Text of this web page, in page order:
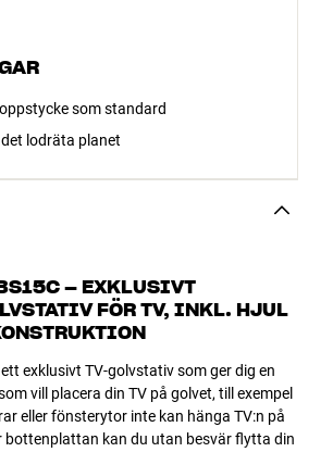
som standard
lodräta planet
– EXKLUSIVT
FÖR TV, INKL. HJUL
exklusivt TV-golvstativ som ger dig en
vill placera din TV på golvet, till exempel
eller fönsterytor inte kan hänga TV:n på
bottenplattan kan du utan besvär flytta din